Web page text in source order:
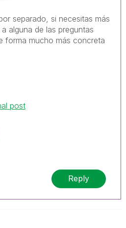
separado, si necesitas más
alguna de las preguntas
forma mucho más concreta
post
Reply